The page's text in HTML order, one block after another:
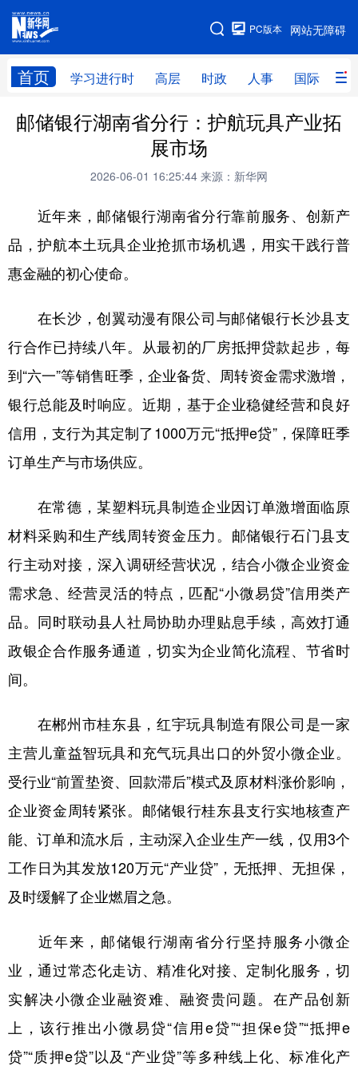
网站无障碍
PC版本
首页 学习进行时 高层 时政 人事 国际 财
网站地图
学习进行时 高层 时政 人事
全球连线
科技 科创 量子 体育
文化 书画 健康 军事
法律 中央文件 金融 汽车
食品 人居 信息化 数字经济
学术中国 乡村振兴 银龄 溯源中国
彩票 娱乐
地方频道
北京 天津 河北 山西
辽宁 吉林 上海 江苏
山东 河南 湖北 湖南
广东 广西 海南 重庆
四川 贵州 云南 西藏
陕西 甘肃 青海 宁夏
English Español Français عربى
Deutsch Português
邮储银行湖南省分行：护航玩具产业拓
展市场
2026-06-01 16:25:44 来源：新华网
近年来，邮储银行湖南省分行靠前服务、创新产
品，护航本土玩具企业抢抓市场机遇，用实干践行普
惠金融的初心使命。
在长沙，创翼动漫有限公司与邮储银行长沙县支
行合作已持续八年。从最初的厂房抵押贷款起步，每
到“六一”等销售旺季，企业备货、周转资金需求激增，
银行总能及时响应。近期，基于企业稳健经营和良好
信用，支行为其定制了1000万元“抵押e贷”，保障旺季
订单生产与市场供应。
在常德，某塑料玩具制造企业因订单激增面临原
材料采购和生产线周转资金压力。邮储银行石门县支
行主动对接，深入调研经营状况，结合小微企业资金
需求急、经营灵活的特点，匹配“小微易贷”信用类产
品。同时联动县人社局协助办理贴息手续，高效打通
政银企合作服务通道，切实为企业简化流程、节省时
间。
在郴州市桂东县，红宇玩具制造有限公司是一家
主营儿童益智玩具和充气玩具出口的外贸小微企业。
受行业“前置垫资、回款滞后”模式及原材料涨价影响，
企业资金周转紧张。邮储银行桂东县支行实地核查产
能、订单和流水后，主动深入企业生产一线，仅用3个
工作日为其发放120万元“产业贷”，无抵押、无担保，
及时缓解了企业燃眉之急。
近年来，邮储银行湖南省分行坚持服务小微企
业，通过常态化走访、精准化对接、定制化服务，切
实解决小微企业融资难、融资贵问题。在产品创新
上，该行推出小微易贷“信用e贷”“担保e贷”“抵押e
贷”“质押e贷”以及“产业贷”等多种线上化、标准化产